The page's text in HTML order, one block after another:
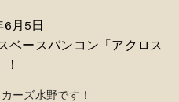
月5日
ベースバンコン「アクロス
！
ーズ水野です！